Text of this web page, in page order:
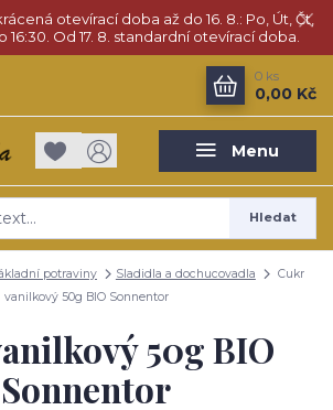
otevírací doba až do 16. 8.: Po, Út, Čt,
16:30. Od 17. 8. standardní otevírací doba.
Menu
Hledat
0 ks
0,00 Kč
potraviny Sladidla a dochucovadla
Cukr
vanilkový 50g BIO Sonnentor
50g BIO
Sonnentor